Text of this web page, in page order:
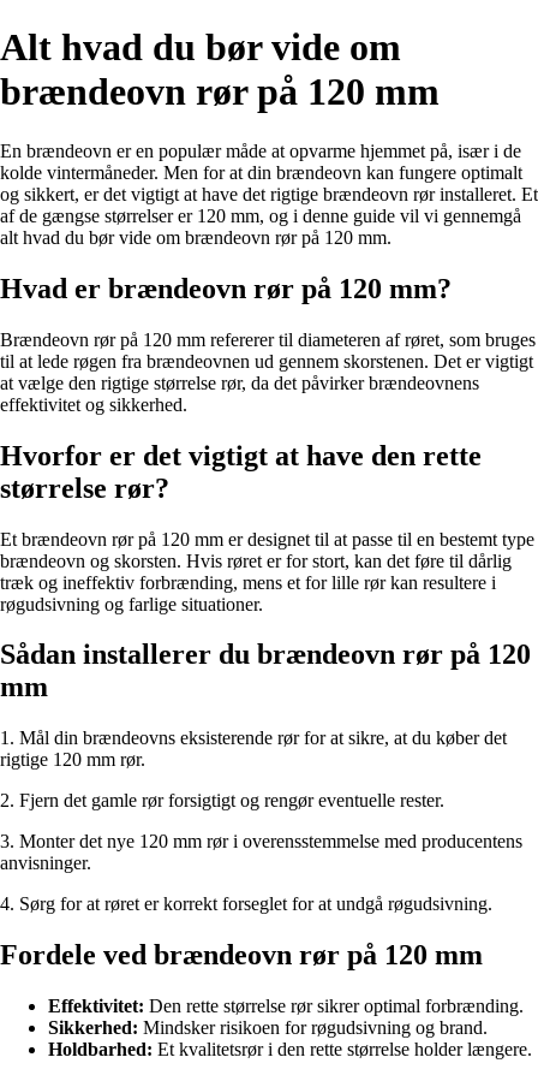
Alt hvad du bør vide om
brændeovn rør på 120 mm
En brændeovn er en populær måde at opvarme hjemmet på, især i de
kolde vintermåneder. Men for at din brændeovn kan fungere optimalt
og sikkert, er det vigtigt at have det rigtige brændeovn rør installeret. Et
af de gængse størrelser er 120 mm, og i denne guide vil vi gennemgå
alt hvad du bør vide om brændeovn rør på 120 mm.
Hvad er brændeovn rør på 120 mm?
Brændeovn rør på 120 mm refererer til diameteren af røret, som bruges
til at lede røgen fra brændeovnen ud gennem skorstenen. Det er vigtigt
at vælge den rigtige størrelse rør, da det påvirker brændeovnens
effektivitet og sikkerhed.
Hvorfor er det vigtigt at have den rette
størrelse rør?
Et brændeovn rør på 120 mm er designet til at passe til en bestemt type
brændeovn og skorsten. Hvis røret er for stort, kan det føre til dårlig
træk og ineffektiv forbrænding, mens et for lille rør kan resultere i
røgudsivning og farlige situationer.
Sådan installerer du brændeovn rør på 120
mm
1. Mål din brændeovns eksisterende rør for at sikre, at du køber det
rigtige 120 mm rør.
2. Fjern det gamle rør forsigtigt og rengør eventuelle rester.
3. Monter det nye 120 mm rør i overensstemmelse med producentens
anvisninger.
4. Sørg for at røret er korrekt forseglet for at undgå røgudsivning.
Fordele ved brændeovn rør på 120 mm
Effektivitet: Den rette størrelse rør sikrer optimal forbrænding.
Sikkerhed: Mindsker risikoen for røgudsivning og brand.
Holdbarhed: Et kvalitetsrør i den rette størrelse holder længere.